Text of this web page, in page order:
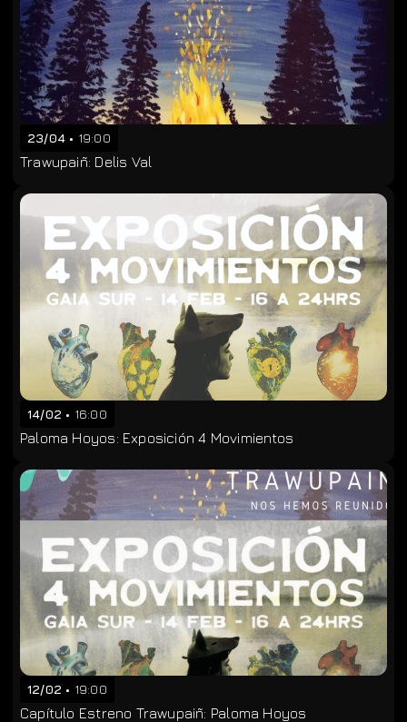
23/04 19:00
Trawupaiñ: Delis Val
14/02 16:00
Paloma Hoyos: Exposición 4 Movimientos
12/02 19:00
Capítulo Estreno Trawupaiñ: Paloma Hoyos